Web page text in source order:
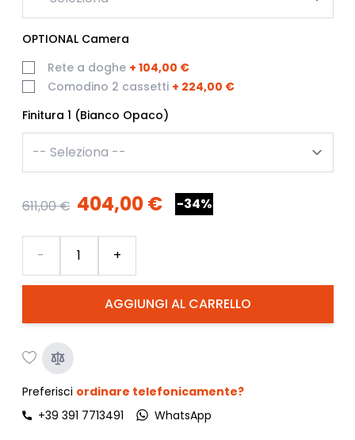
OPTIONAL Camera
Rete a doghe + 104,00 €
Comodino 2 cassetti + 224,00 €
Finitura 1 (Bianco Opaco)
611,00 € 404,00 € -34%
AGGIUNGI AL CARRELLO
- +
Preferisci ordinare telefonicamente?
+39 391 7713491
WhatsApp